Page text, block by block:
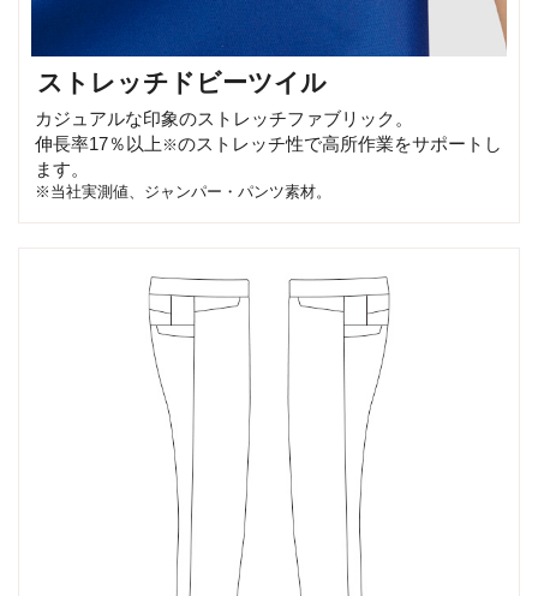
ストレッチドビーツイル
カジュアルな印象のストレッチファブリック。
伸長率17％以上 ※のストレッチ性で高所作業をサポートし
ます。
※当社実測値、ジャンパー・パンツ素材。